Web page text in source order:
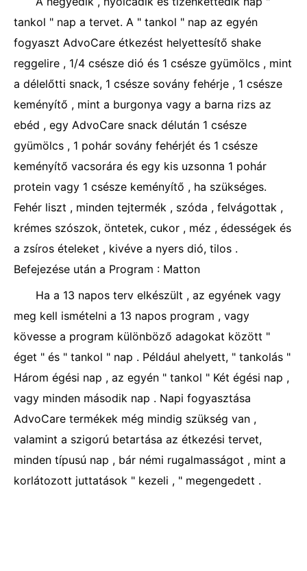
tankol " nap a tervet. A " tankol " nap az egyén
fogyaszt AdvoCare étkezést helyettesítő shake
reggelire , 1/4 csésze dió és 1 csésze gyümölcs , mint
a délelőtti snack, 1 csésze sovány fehérje , 1 csésze
keményítő , mint a burgonya vagy a barna rizs az
ebéd , egy AdvoCare snack délután 1 csésze
gyümölcs , 1 pohár sovány fehérjét és 1 csésze
keményítő vacsorára és egy kis uzsonna 1 pohár
protein vagy 1 csésze keményítő , ha szükséges.
Fehér liszt , minden tejtermék , szóda , felvágottak ,
krémes szószok, öntetek, cukor , méz , édességek és
a zsíros ételeket , kivéve a nyers dió, tilos .
Befejezése után a Program : Matton
Ha a 13 napos terv elkészült , az egyének vagy
meg kell ismételni a 13 napos program , vagy
kövesse a program különböző adagokat között "
éget " és " tankol " nap . Például ahelyett, " tankolás "
Három égési nap , az egyén " tankol " Két égési nap ,
vagy minden második nap . Napi fogyasztása
AdvoCare termékek még mindig szükség van ,
valamint a szigorú betartása az étkezési tervet,
minden típusú nap , bár némi rugalmasságot , mint a
korlátozott juttatások " kezeli , " megengedett .